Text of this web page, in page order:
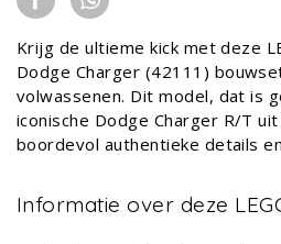
Krijg de ultieme kick met deze
Dodge Charger (42111)
volwassenen. Dit model, dat is
iconische Dodge Charger R/T
boordevol authentieke details
Informatie over deze